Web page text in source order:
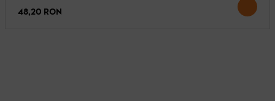
48,20 RON